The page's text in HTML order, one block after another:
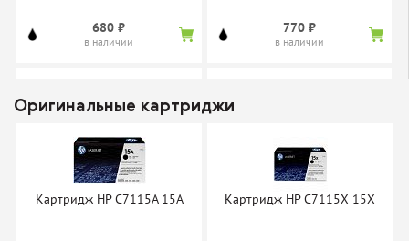
680 ₽
в наличии
770 ₽
в наличии
Картридж SuperFine SF-
2613/2624/7115A
600 ₽
Картридж Boost PT7115X
(C7115X)
нет в наличии
Оригинальные картриджи
Картридж HP C7115A 15A Картридж HP C7115X 15X